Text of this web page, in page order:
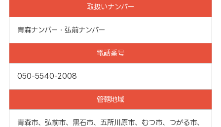
取扱いナンバー
青森ナンバー・弘前ナンバー
電話番号
050-5540-2008
管轄地域
青森市、弘前市、黒石市、五所川原市、むつ市、つがる市、